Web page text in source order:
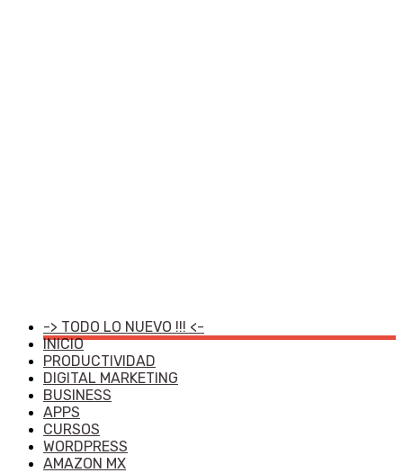
-> TODO LO NUEVO !!! <-
INICIO
PRODUCTIVIDAD
DIGITAL MARKETING
BUSINESS
APPS
CURSOS
WORDPRESS
AMAZON MX